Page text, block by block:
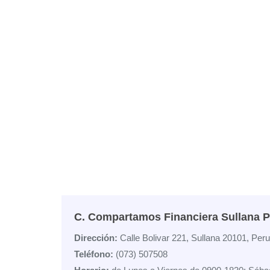
C. Compartamos Financiera Sullana
Dirección: Calle Bolivar 221, Sullana 20101, Peru
Teléfono: (073) 507508